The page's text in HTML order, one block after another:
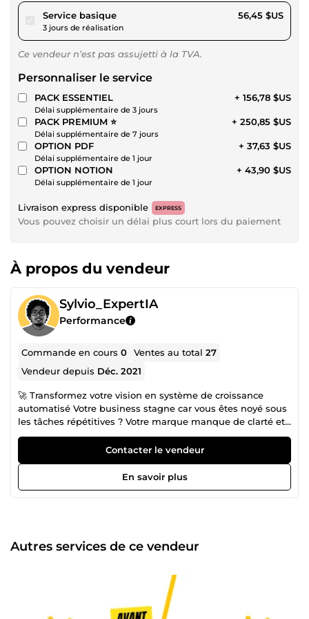
Service basiquepour 52,02 $US
3 jours de réalisation
56,45 $US
Ce vendeur n’est pas assujetti à la TVA.
Personnaliser le service
PACK ESSENTIEL
Délai supplémentaire de 3 jours
+ 156,78 $US
PACK PREMIUM ⭐
Délai supplémentaire de 7 jours
+ 250,85 $US
OPTION PDF
Délai supplémentaire de 1 jour
+ 37,63 $US
OPTION NOTION
Délai supplémentaire de 1 jour
+ 43,90 $US
Livraison express disponible EXPRESS
Vous pouvez choisir un délai plus court lors du paiement
À propos du vendeur
Sylvio_ExpertIA
Performance
Commande en cours0 Ventes au total27
Vendeur depuis Déc. 2021
🚀 Transformez votre vision en système de croissance
automatisé Votre business stagne car vous êtes noyé sous
les tâches répétitives ? Votre marque manque de clarté et
vos outils actuels (Excel, process manuels) freinent votre
ambition ? Imaginez un écosystème où votre identité de
marque est percutante, vos outils sont fluides et vos
processus tournent en pilote automatique grâce à l'IA. Je
suis ici pour bâtir cette infrastructure avec vous. Qui suis-je
de la fluidité et du temps. &quot;Un de mes clients passait
15h par semaine sur ses reportings Excel. En 07 jours, nous
automatisée. Aujourd'hui, il consacre ce temps à sa
stratégie et ses ventes ont décollé.&quot; Ma triple
expertise pour votre business 💎 1. Stratégie de Marque
Contacter le vendeur
En savoir plus
Autres services de ce vendeur